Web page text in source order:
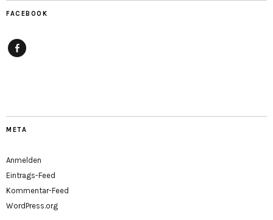
FACEBOOK
META
Anmelden
Eintrags-Feed
Kommentar-Feed
WordPress.org